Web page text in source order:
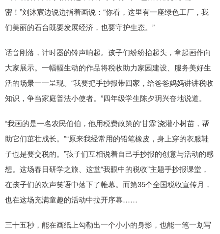
密！”刘沐宸边说边指着画说：“你看，这里有一座绿色工厂，我
们美丽的石台既要发展经济，也要守护生态。”
话音刚落，计时器的铃声响起。孩子们纷纷抬起头，拿起画作向
大家展示。一幅幅生动的作品将税收助力家园建设、服务美好生
活的场景一一呈现。“我要把手抄报带回家，给爸爸妈妈讲讲税收
知识，争当家庭普法小使者。”四年级学生陈夕玥兴奋地说道。
“我画的是一名农民伯伯，他用税费政策的‘甘霖’浇灌小树苗，帮
助它们茁壮成长。”“原来我经常用的铅笔橡皮，身上穿的衣服鞋
子也是要交税的。”孩子们互相说着自己手抄报的创意与活动的感
想。这场春日研学之旅、这堂“我眼中的税收”主题手抄报课堂，
在孩子们的欢声笑语中落下了帷幕。而第35个全国税收宣传月，
也在这场充满童趣的活动中拉开序幕……
三十五秒，能在画纸上勾勒出一个小小的身影，也能一笔一划写